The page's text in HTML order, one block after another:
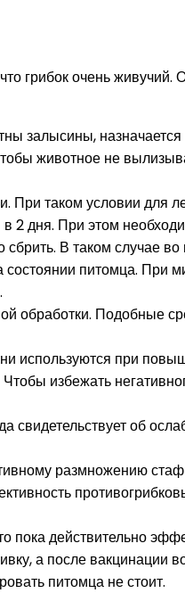
грибок очень живучий.
залысины,
животное не
При таком условии для
дня. При этом
В таком случае
состоянии питомца.
обработки. Подобные
используются при
избежать
свидетельствует об
размножению
действительно
а после вакцинации
питомца не стоит.